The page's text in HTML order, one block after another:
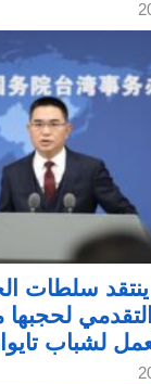
ينتقد سلطات
لحجبها
لشباب